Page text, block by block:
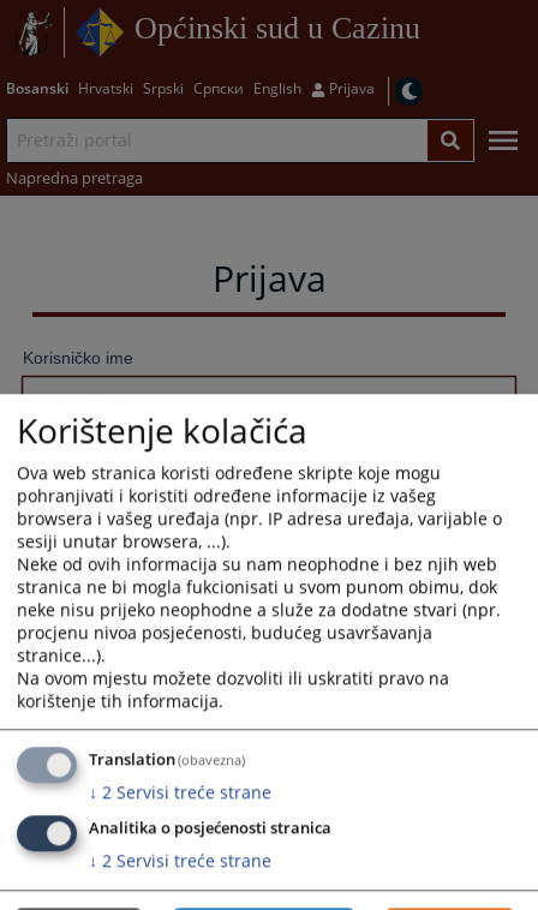
Općinski sud u Cazinu
Bosanski Hrvatski Srpski Српски English Prijava
Napredna pretraga
Prijava
Korisničko ime
Zapamti me
Prijava
Zaboravili ste lozinku?
Želite postati član?
Korištenje kolačića
Ova web stranica koristi određene skripte koje mogu
pohranjivati i koristiti određene informacije iz vašeg
browsera i vašeg uređaja (npr. IP adresa uređaja, varijable o
sesiji unutar browsera, ...).
Neke od ovih informacija su nam neophodne i bez njih web
stranica ne bi mogla fukcionisati u svom punom obimu, dok
neke nisu prijeko neophodne a služe za dodatne stvari (npr.
procjenu nivoa posjećenosti, budućeg usavršavanja
stranice...).
Na ovom mjestu možete dozvoliti ili uskratiti pravo na
korištenje tih informacija.
Translation(obavezna)
↓ 2 Servisi treće strane
Analitika o posjećenosti stranica
↓ 2 Servisi treće strane